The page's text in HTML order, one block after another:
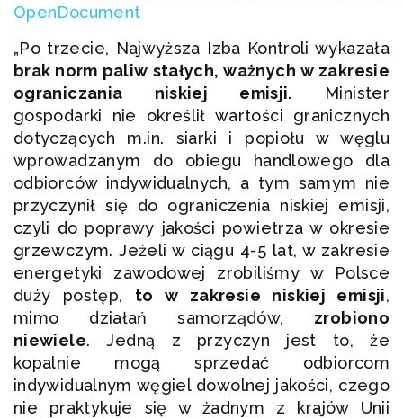
OpenDocument
„Po trzecie, Najwyższa Izba Kontroli wykazała
brak norm paliw stałych, ważnych w zakresie
ograniczania niskiej emisji. Minister
gospodarki nie określił wartości granicznych
dotyczących m.in. siarki i popiołu w węglu
wprowadzanym do obiegu handlowego dla
odbiorców indywidualnych, a tym samym nie
przyczynił się do ograniczenia niskiej emisji,
czyli do poprawy jakości powietrza w okresie
grzewczym. Jeżeli w ciągu 4-5 lat, w zakresie
energetyki zawodowej zrobiliśmy w Polsce
duży postęp, to w zakresie niskiej emisji,
mimo działań samorządów, zrobiono
niewiele. Jedną z przyczyn jest to, że
kopalnie mogą sprzedać odbiorcom
indywidualnym węgiel dowolnej jakości, czego
nie praktykuje się w żadnym z krajów Unii